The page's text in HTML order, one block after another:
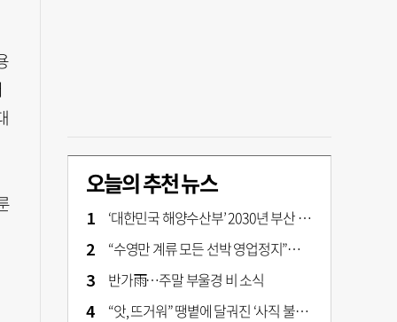
오늘의 추천 뉴스
‘대한민국 해양수산부’ 2030년 부산 북항시대 연다
“수영만 계류 모든 선박 영업정지”… 재개발 속도전
반가雨…주말 부울경 비 소식
“앗, 뜨거워” 땡볕에 달궈진 ‘사직 불가마’ 관중석 무려 70도